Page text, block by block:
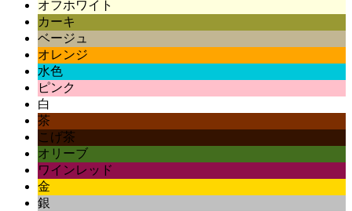
オフホワイト
カーキ
ベージュ
オレンジ
水色
ピンク
白
茶
こげ茶
オリーブ
ワインレッド
金
銀